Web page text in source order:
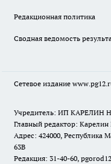
Редакционная политика
Сводная ведомость
Сетевое издание
Учредитель: ИП КАРЕЛИН
Главный редактор:
Адрес: 424000, Республика
63В
Редакция: 31-40-60,